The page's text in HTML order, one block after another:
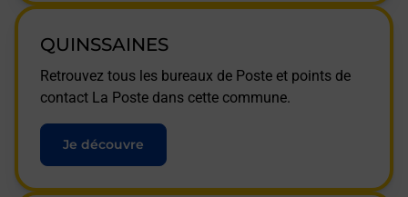
QUINSSAINES
Retrouvez tous les bureaux de Poste et points de
contact La Poste dans cette commune.
Je découvre